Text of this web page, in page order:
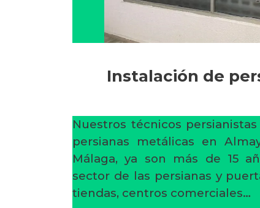
Instalación de
Nuestros técnicos
persianas metálicas en
Málaga, ya son más de 15
sector de las persianas y
tiendas, centros comerciales…